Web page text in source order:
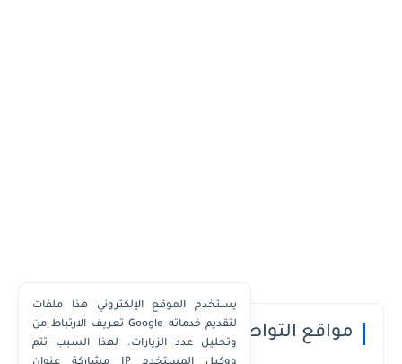
مواقع التواصل الاجتماعي
يستخدم الموقع الإلكتروني هذا ملفات
تعريف الارتباط من Google لتقديم خدماته
وتحليل عدد الزيارات. لهذا السبب تتم